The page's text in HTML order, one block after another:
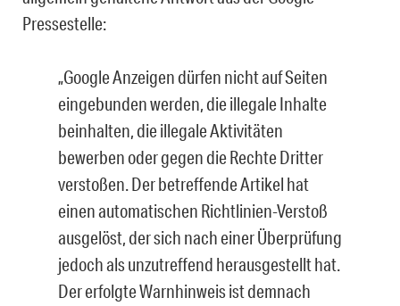
Pressestelle:
„Google Anzeigen dürfen nicht auf Seiten
eingebunden werden, die illegale Inhalte
beinhalten, die illegale Aktivitäten
bewerben oder gegen die Rechte Dritter
verstoßen. Der betreffende Artikel hat
einen automatischen Richtlinien-Verstoß
ausgelöst, der sich nach einer Überprüfung
jedoch als unzutreffend herausgestellt hat.
Der erfolgte Warnhinweis ist demnach